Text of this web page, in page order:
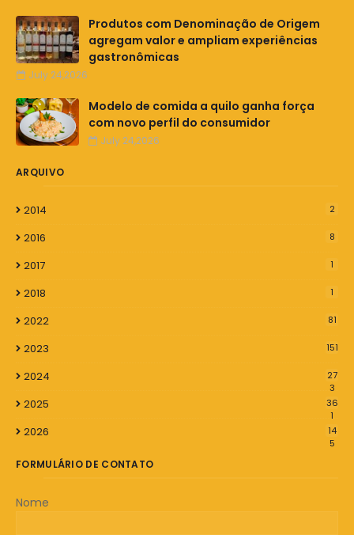
Produtos com Denominação de Origem
agregam valor e ampliam experiências
gastronômicas
July 24,2026
Modelo de comida a quilo ganha força
com novo perfil do consumidor
July 24,2026
ARQUIVO
2014 2
2016 8
2017 1
2018 1
2022 81
2023 151
2024
27
3
2025
36
1
2026
14
5
FORMULÁRIO DE CONTATO
Nome